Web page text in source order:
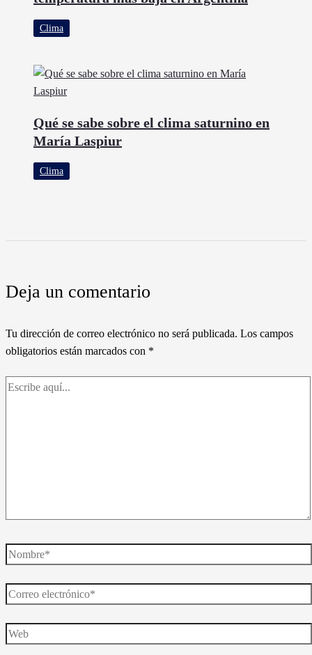
Clima
Qué se sabe sobre el clima saturnino en
María Laspiur
Clima
Deja un comentario
Tu dirección de correo electrónico no será publicada. Los campos
obligatorios están marcados con *
Escribe
Nombre*
Correo
electrónico*
Web